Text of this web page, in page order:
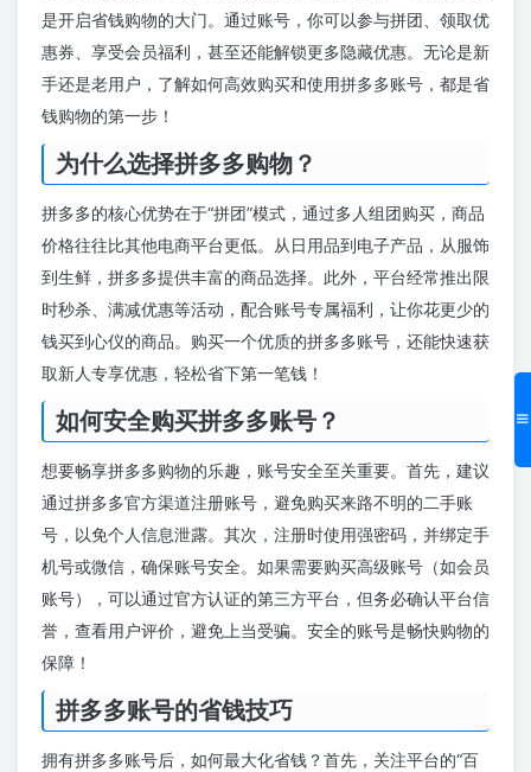
是开启省钱购物的大门。通过账号，你可以参与拼团、领取优
惠券、享受会员福利，甚至还能解锁更多隐藏优惠。无论是新
手还是老用户，了解如何高效购买和使用拼多多账号，都是省
钱购物的第一步！
为什么选择拼多多购物？
拼多多的核心优势在于“拼团”模式，通过多人组团购买，商品
价格往往比其他电商平台更低。从日用品到电子产品，从服饰
到生鲜，拼多多提供丰富的商品选择。此外，平台经常推出限
时秒杀、满减优惠等活动，配合账号专属福利，让你花更少的
钱买到心仪的商品。购买一个优质的拼多多账号，还能快速获
取新人专享优惠，轻松省下第一笔钱！
如何安全购买拼多多账号？
想要畅享拼多多购物的乐趣，账号安全至关重要。首先，建议
通过拼多多官方渠道注册账号，避免购买来路不明的二手账
号，以免个人信息泄露。其次，注册时使用强密码，并绑定手
机号或微信，确保账号安全。如果需要购买高级账号（如会员
账号），可以通过官方认证的第三方平台，但务必确认平台信
誉，查看用户评价，避免上当受骗。安全的账号是畅快购物的
保障！
拼多多账号的省钱技巧
拥有拼多多账号后，如何最大化省钱？首先，关注平台的“百